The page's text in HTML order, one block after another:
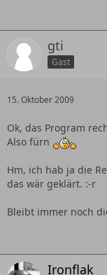
gti
Gast
15. Oktober 2009
Ok, das Program
Also fürn
Hm, ich hab ja die
das wär geklärt. :-r
Bleibt immer noch
Ironflak